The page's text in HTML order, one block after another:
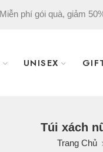
Miễn phí gói quà, giảm
UNISEX
Túi xách
Trang Chủ